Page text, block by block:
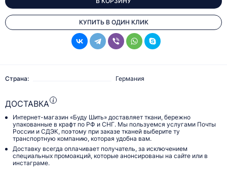
КУПИТЬ В ОДИН КЛИК
Страна: Германия
ДОСТАВКА
Интернет-магазин «Буду Шить» доставляет ткани, бережно
упакованные в крафт по РФ и СНГ. Мы пользуемся услугами Почты
России и СДЭК, поэтому при заказе тканей выберите ту
транспортную компанию, которая удобна вам.
Доставку всегда оплачивает получатель, за исключением
специальных промоакций, которые анонсированы на сайте или в
инстаграме.